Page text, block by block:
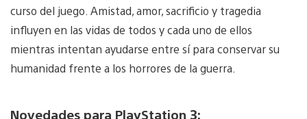
curso del juego. Amistad, amor, sacrificio y tragedia
influyen en las vidas de todos y cada uno de ellos
mientras intentan ayudarse entre sí para conservar su
humanidad frente a los horrores de la guerra.
Novedades para PlayStation 3: